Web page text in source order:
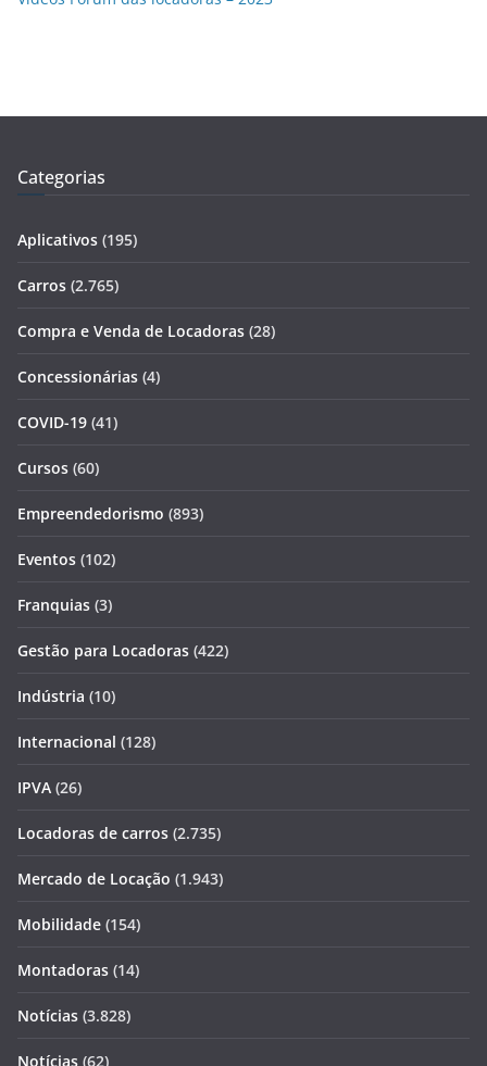
Categorias
Aplicativos (195)
Carros (2.765)
Compra e Venda de Locadoras (28)
Concessionárias (4)
COVID-19 (41)
Cursos (60)
Empreendedorismo (893)
Eventos (102)
Franquias (3)
Gestão para Locadoras (422)
Indústria (10)
Internacional (128)
IPVA (26)
Locadoras de carros (2.735)
Mercado de Locação (1.943)
Mobilidade (154)
Montadoras (14)
Notícias (3.828)
Notícias (62)